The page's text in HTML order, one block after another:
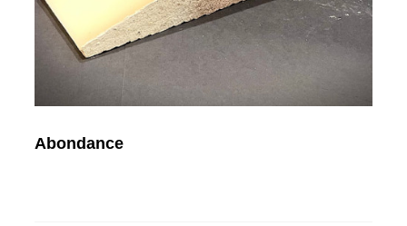
Abondance